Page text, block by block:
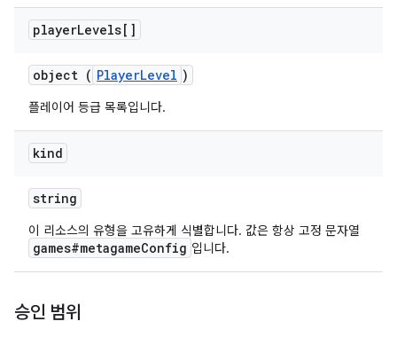
playerLevels[]
object ( PlayerLevel )
플레이어 등급 목록입니다.
kind
string
이 리소스의 유형을 고유하게 식별합니다. 값은 항상 고정 문자열
games#metagameConfig 입니다.
승인 범위